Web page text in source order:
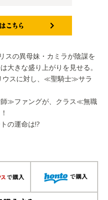
スの異母妹・カミラが陰謀を
大きな盛り上がりを見せる。
スに対し、≪聖騎士≫サラ
≫ファングが、クラス≪無職
の運命は!?